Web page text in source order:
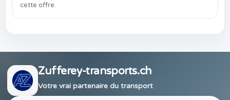
cette offre.
Zufferey-transports.ch
Votre vrai partenaire du transport